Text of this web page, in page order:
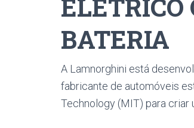
ELÉTRICO
BATERIA
A Lamnorghini está
fabricante de automóveis
Technology (MIT) para criar